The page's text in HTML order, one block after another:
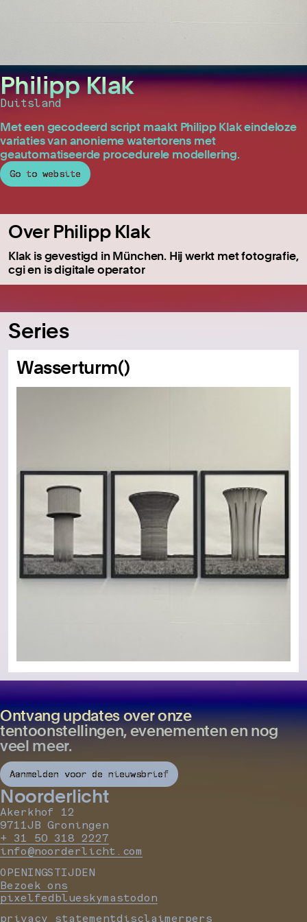
Philipp Klak
Duitsland
Met een gecodeerd script maakt Philipp Klak eindeloze
variaties van anonieme watertorens met
geautomatiseerde procedurele modellering.
Go to website
Over Philipp Klak
Klak is gevestigd in München. Hij werkt met fotografie,
cgi en is digitale operator
Series
Wasserturm()
Ontvang updates over onze
tentoonstellingen, evenementen en nog
veel meer.
Aanmelden voor de nieuwsbrief
Noorderlicht
Akerkhof 12
9711JB Groningen
+ 31 50 318 2227
info@noorderlicht.com
OPENINGSTIJDEN
Bezoek ons
pixelfedblueskymastodon
privacy statementdisclaimerpers